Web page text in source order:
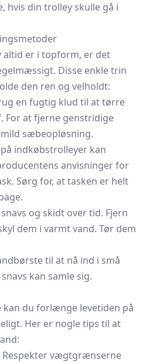
hvis din trolley skulle gå i
altid er i topform, er det
Disse enkle trin
den ren og velholdt:
en fugtig klud til at tørre
For at fjerne genstridige
sæbeopløsning.
indkøbstrolleyer kan
anvisninger for
Sørg for, at tasken er helt
og skidt over tid. Fjern
dem i varmt vand. Tør dem
til at nå ind i små
kan samle sig.
kan du forlænge levetiden på
Her er nogle tips til at
Respekter vægtgrænserne